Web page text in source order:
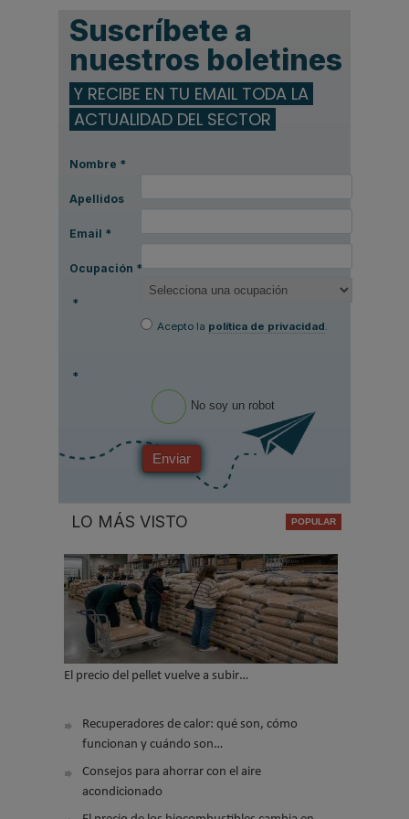
Suscríbete a
nuestros boletines
Y RECIBE EN TU EMAIL TODA LA
ACTUALIDAD DEL SECTOR
Nombre *
Apellidos
Email *
Ocupación *
*
Acepto la política de privacidad
*
No soy un robot
Enviar
LO MÁS VISTO
El precio del pellet vuelve a subir…
Recuperadores de calor: qué son, cómo
funcionan y cuándo son…
Consejos para ahorrar con el aire
acondicionado